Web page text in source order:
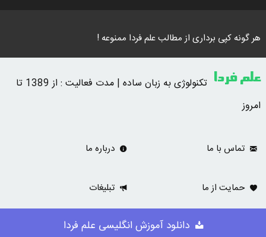
هر گونه کپی برداری از مطالب علم فردا ممنوعه !
علم فردا
تکنولوژی به زبان ساده | مدت فعالیت : از 1389 تا
امروز
تماس با ما درباره ما
حمایت از ما تبلیغات
دانلود آموزش انگلیسی علم فردا